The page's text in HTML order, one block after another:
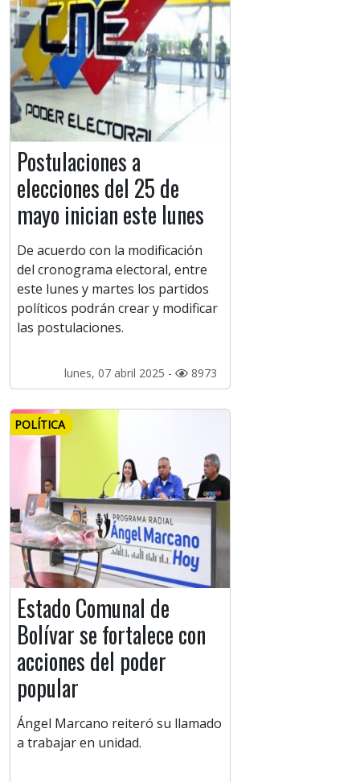
Postulaciones a
elecciones del 25 de
mayo inician este lunes
De acuerdo con la modificación
del cronograma electoral, entre
este lunes y martes los partidos
políticos podrán crear y modificar
las postulaciones.
lunes, 07 abril 2025 - 8973
POLÍTICA
Estado Comunal de
Bolívar se fortalece con
acciones del poder
popular
Ángel Marcano reiteró su llamado
a trabajar en unidad.